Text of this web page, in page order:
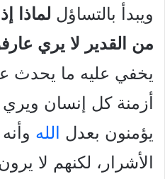
ويبدأ بالتساؤل لماذا
من القدير لا يري
يخفي عليه ما يحدث
أزمنة كل إنسان ويري
يؤمنون بعدل
الله
الأشرار، لكنهم لا